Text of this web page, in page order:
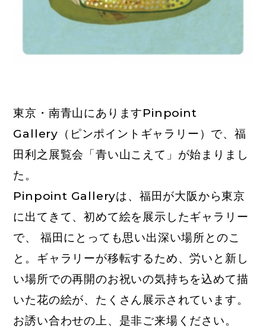
東京・南青山にありますPinpoint
Gallery（ピンポイントギャラリー）で、福
田利之展覧会「青い山こえて」が始まりまし
た。
Pinpoint Galleryは、福田が大阪から東京
に出てきて、初めて絵を展示したギャラリー
で、 福田にとっても思い出深い場所とのこ
と。ギャラリーが移転するため、労いと新し
い場所での再開のお祝いの気持ちを込めて描
いた花の絵が、たくさん展示されています。
お誘い合わせの上、是非ご来場ください。